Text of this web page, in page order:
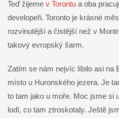
Teď žijeme v Torontu a oba
developeři. Toronto je krásné
rozvinutější a čistější než v
takový evropský šarm.
Zatím se nám nejvíc líbilo asi na
místo u Huronského jezera. Je
to tam jako u moře. Moc jsme si
lodí, co tam ztroskotaly. Ještě